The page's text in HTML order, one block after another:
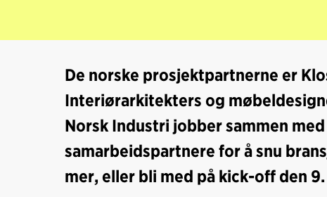
De norske prosjektpartnerne er
Interiørarkitekters og
Norsk Industri jobber sammen
samarbeidspartnere for å snu
mer, eller bli med på kick-off den